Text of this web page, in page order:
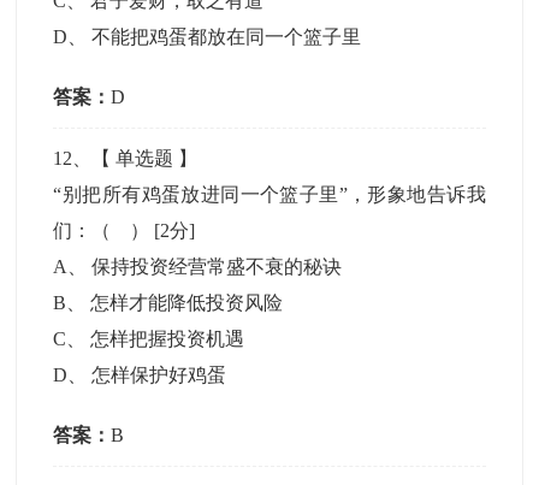
D 、不能把鸡蛋都放在同一个篮子里
答案：D
12 、【单选题 】
“别把所有鸡蛋放进同一个篮子里”，形象地告诉我
们：（ ） [2分]
A
、保持投资经营常盛不衰的秘诀
B 、怎样才能降低投资风险
C 、怎样把握投资机遇
D 、怎样保护好鸡蛋
答案：B